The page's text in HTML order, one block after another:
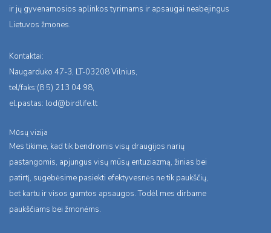
ir jų gyvenamosios aplinkos tyrimams ir apsaugai neabejingus
Lietuvos žmones.
Kontaktai:
Naugarduko 47-3, LT-03208 Vilnius,
tel/faks:(8 5) 213 04 98,
el.pastas: lod@birdlife.lt
Mūsų vizija
Mes tikime, kad tik bendromis visų draugijos narių
pastangomis, apjungus visų mūsų entuziazmą, žinias bei
patirtį, sugebėsime pasiekti efektyvesnės ne tik paukščių,
bet kartu ir visos gamtos apsaugos. Todėl mes dirbame
paukščiams bei žmonėms.